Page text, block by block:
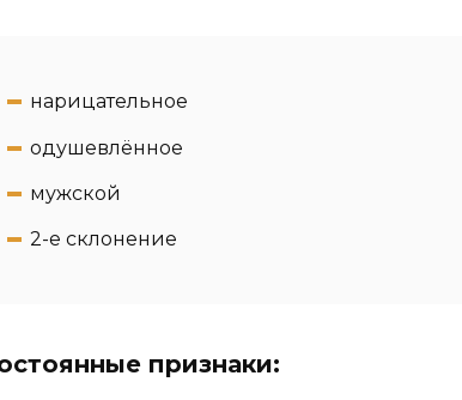
нарицательное
одушевлённое
мужской
2-e склонение
признаки: